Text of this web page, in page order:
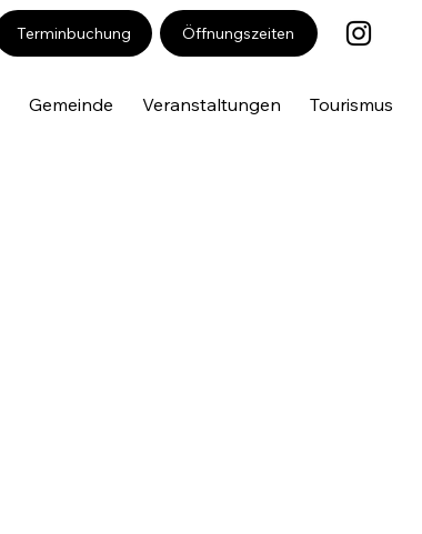
Terminbuchung Öffnungszeiten
Gemeinde Veranstaltungen Tourismus